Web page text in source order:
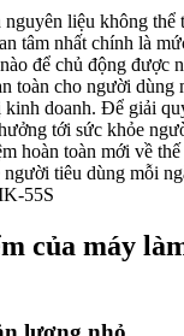
liệu không thể
tâm nhất chính là
để chủ động được
toàn cho người dùng
doanh. Để giải
tới sức khỏe
hoàn toàn mới về
tiêu dùng mỗi
55S
của máy